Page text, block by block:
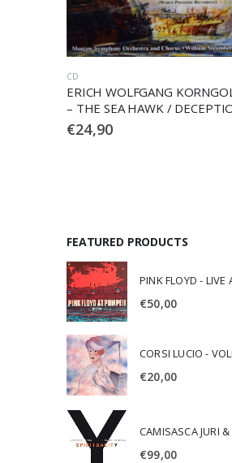
CD
ERICH WOLFGANG
– STRING QUARTETS NOS.
€18,90
FEATURED PRODUCTS
PINK FLOYD - LIVE
€50,00
CORSI LUCIO -
€20,00
€99,00